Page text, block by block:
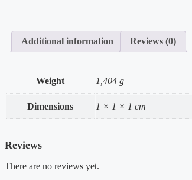
Additional information Reviews (0)
Weight 1,404 g
Dimensions 1 × 1 × 1 cm
Reviews
There are no reviews yet.